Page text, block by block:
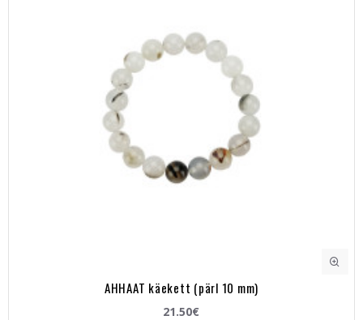
AHHAAT käekett (pärl 10 mm)
21.50€